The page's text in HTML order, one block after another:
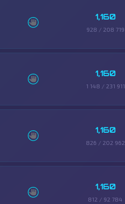
1,160
928 / 208 719
1,160
1 148 / 231 911
1,160
826 / 202 962
1,160
812 / 92 784